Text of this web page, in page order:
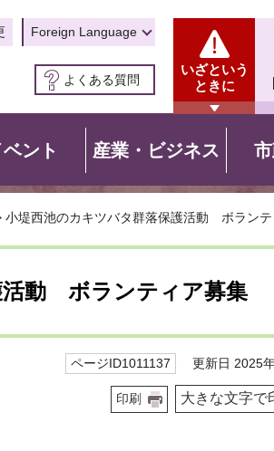
Foreign Language
よくある質問
いざという
ときに
ント 産業・ビジネス
小堤西池のカキツバタ群落保護活動 ボラン
活動 ボランティア募集
ページID1011137 更新日 2025
印刷 大きな文字で